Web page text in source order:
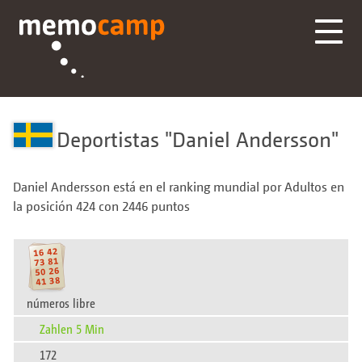
Deportistas Daniel Andersson
Daniel Andersson está en el ranking mundial por Adultos en
la posición 424 con 2446 puntos
números libre
Zahlen 5 Min
172